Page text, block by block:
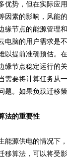
优势，但在实际应
因素的影响，风能
缘节点的能源管理
电脑的用户需求是
以提前准确预估。
缘节点稳定运行的
需要将计算任务从
题。如果负载迁移
法的重要性
能源供电的情况下
移算法，可以将受